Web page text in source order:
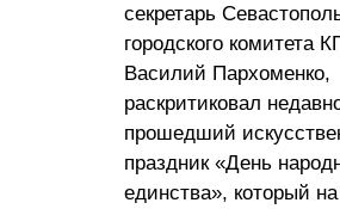
секретарь
городского комитета
Василий Пархоменко,
раскритиковал
прошедший
праздник «День
единства», который на